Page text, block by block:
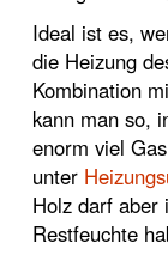
Ideal ist es,
die Heizung
Kombination
kann man so,
enorm viel
unter
Holz darf aber
Restfeuchte